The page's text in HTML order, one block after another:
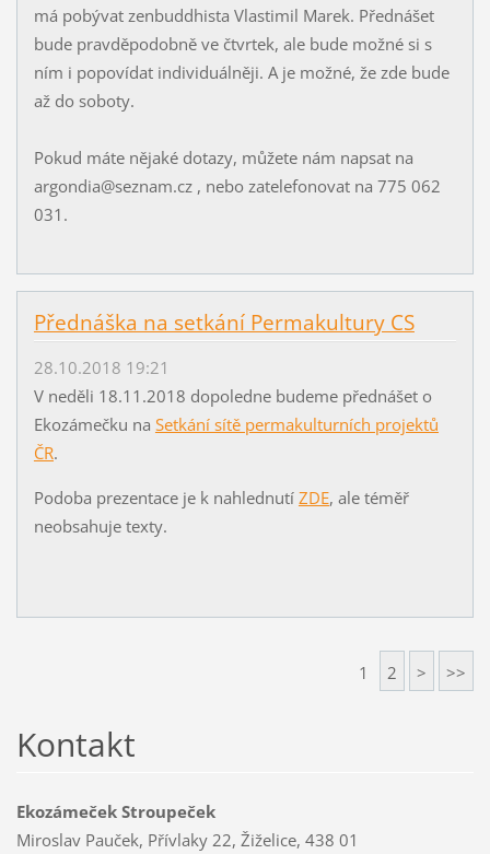
má pobývat zenbuddhista Vlastimil Marek. Přednášet
bude pravděpodobně ve čtvrtek, ale bude možné si s
ním i popovídat individuálněji. A je možné, že zde bude
až do soboty.
Pokud máte nějaké dotazy, můžete nám napsat na
argondia@seznam.cz , nebo zatelefonovat na 775 062
031.
Přednáška na setkání Permakultury CS
28.10.2018 19:21
V neděli 18.11.2018 dopoledne budeme přednášet o
Ekozámečku na Setkání sítě permakulturních projektů
ČR.
Podoba prezentace je k nahlednutí ZDE, ale téměř
neobsahuje texty.
1 2 > >>
Kontakt
Ekozámeček Stroupeček
Miroslav Pauček, Přívlaky 22, Žiželice, 438 01